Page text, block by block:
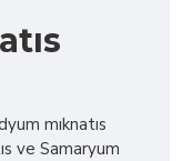
mıknatıs
ve Samaryum